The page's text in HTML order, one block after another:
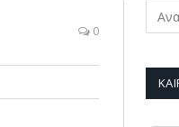
0